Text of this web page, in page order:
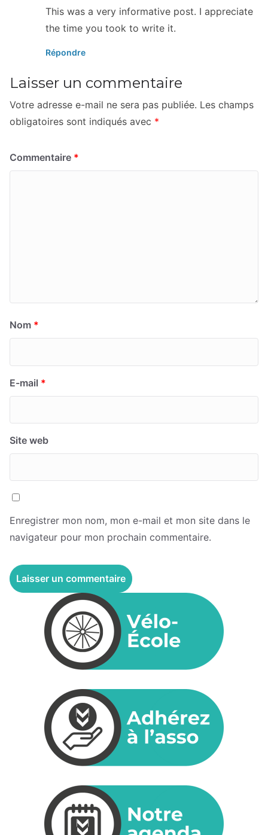
This was a very informative post. I appreciate
the time you took to write it.
Répondre
Laisser un commentaire
Votre adresse e-mail ne sera pas publiée. Les champs
obligatoires sont indiqués avec *
Commentaire *
Nom *
E-mail *
Site web
Enregistrer mon nom, mon e-mail et mon site dans le
navigateur pour mon prochain commentaire.